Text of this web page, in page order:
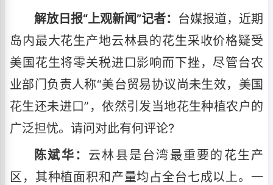
解放日报“上观新闻”记者： 台媒报道，近期
岛内最大花生产地云林县的花生采收价格疑受
美国花生将零关税进口影响而下挫，尽管台农
业部门负责人称“美台贸易协议尚未生效，美国
花生还未进口”，依然引发当地花生种植农户的
广泛担忧。请问对此有何评论?
陈斌华： 云林县是台湾最重要的花生产
区，其种植面积和产量均占全台七成以上。一